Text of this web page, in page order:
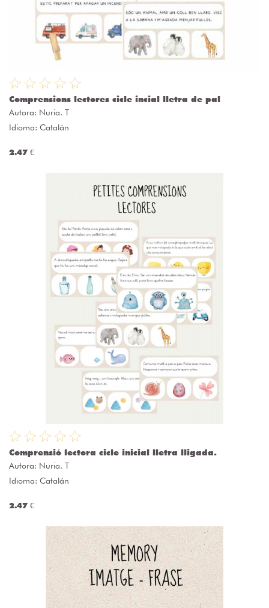
Comprensions lectores cicle incial lletra de pal
Autora: Nuria. T
Idioma: Catalán
2.47 €
Comprensió lectora cicle inicial lletra lligada.
Autora: Nuria. T
Idioma: Catalán
2.47 €